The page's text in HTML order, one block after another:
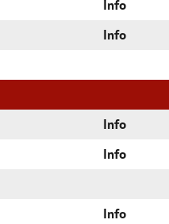
Info
Info
Info
Info
Info